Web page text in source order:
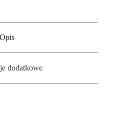
Opis
dodatkowe